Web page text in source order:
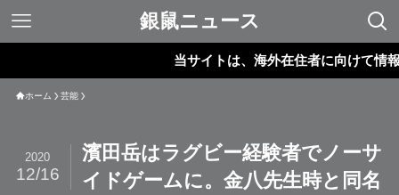
銀鼠ニュース
当サイトは、海外在住者に向けて情報を発
ホーム 芸能
濱田岳はラグビー経験者でノーサ
イドゲームに。金八先生時と同名
2020
12/16